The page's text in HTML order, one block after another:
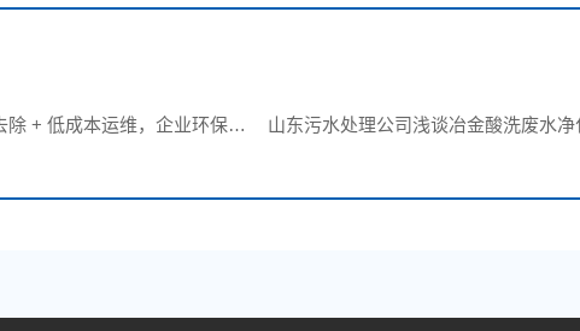
+ 低成本运维，企业环保达 山东污水处理公司浅谈冶金酸洗废水